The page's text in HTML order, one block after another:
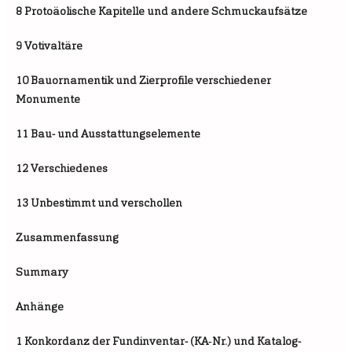
8 Protoäolische Kapitelle und andere Schmuckaufsätze
9 Votivaltäre
10 Bauornamentik und Zierprofile verschiedener
Monumente
11 Bau- und Ausstattungselemente
12 Verschiedenes
13 Unbestimmt und verschollen
Zusammenfassung
Summary
Anhänge
1 Konkordanz der Fundinventar- (KA‑Nr.) und Katalog-